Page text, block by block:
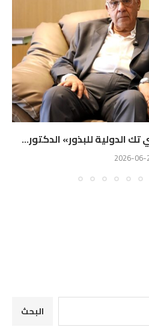
تك الدولية للبذور» الدكتور...
2026-06-
البحث